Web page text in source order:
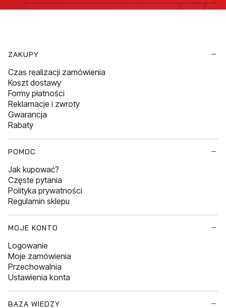
ZAKUPY
Czas realizacji zamówienia
Koszt dostawy
Formy płatności
Reklamacje i zwroty
Gwarancja
Rabaty
POMOC
Jak kupować?
Częste pytania
Polityka prywatności
Regulamin sklepu
MOJE KONTO
Logowanie
Moje zamówienia
Przechowalnia
Ustawienia konta
BAZA WIEDZY